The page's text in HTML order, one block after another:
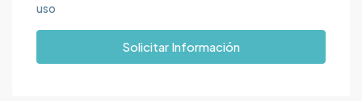
uso
Solicitar Información